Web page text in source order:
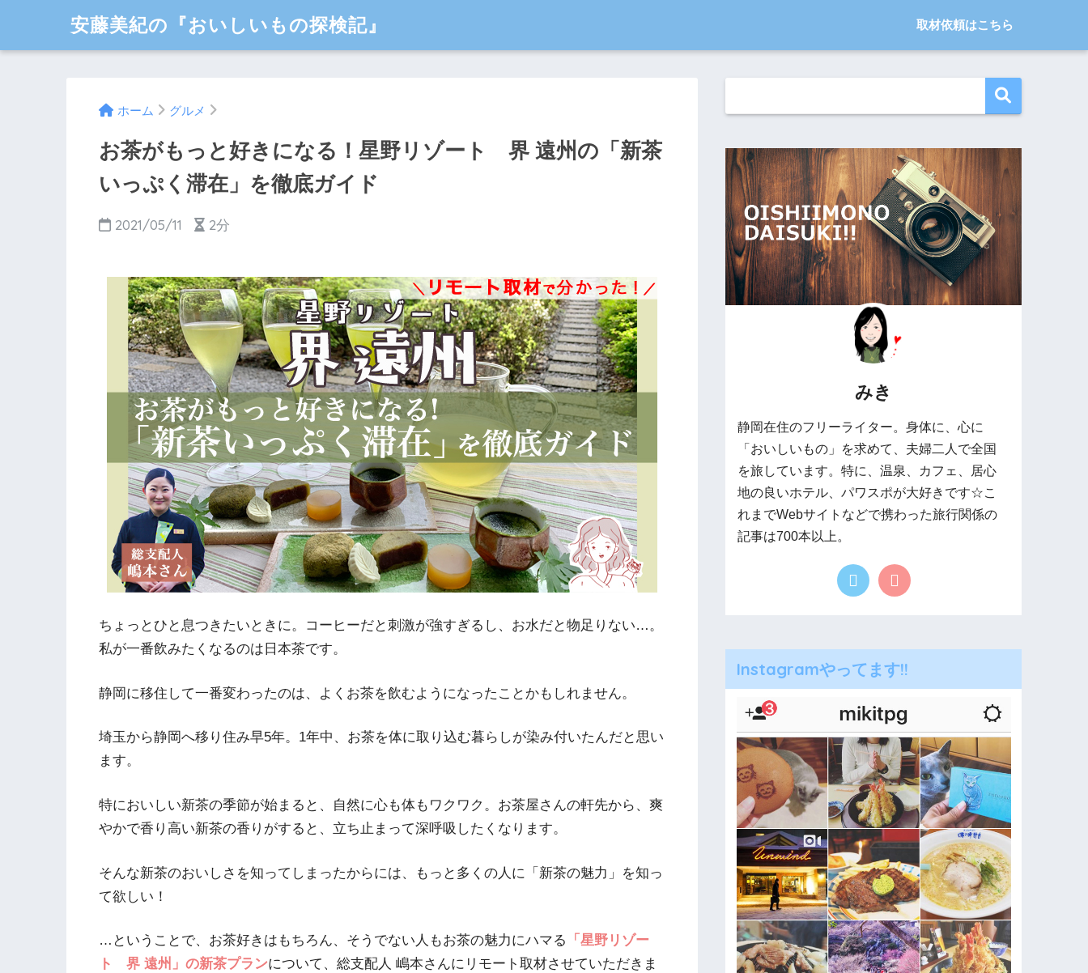
安藤美紀の『おいしいもの探検記』 取材依頼はこちら
ホーム グルメ
お茶がもっと好きになる！星野リゾート 界 遠州の「新茶
いっぷく滞在」を徹底ガイド
2021/05/11 2分
ちょっとひと息つきたいときに。コーヒーだと刺激が強すぎるし、お水だと物足りない…。
私が一番飲みたくなるのは日本茶です。
静岡に移住して一番変わったのは、よくお茶を飲むようになったことかもしれません。
埼玉から静岡へ移り住み早5年。1年中、お茶を体に取り込む暮らしが染み付いたんだと思い
ます。
特においしい新茶の季節が始まると、自然に心も体もワクワク。お茶屋さんの軒先から、爽
やかで香り高い新茶の香りがすると、立ち止まって深呼吸したくなります。
そんな新茶のおいしさを知ってしまったからには、もっと多くの人に「新茶の魅力」を知っ
て欲しい！
…ということで、お茶好きはもちろん、そうでない人もお茶の魅力にハマる
「星野リゾー
ト 界 遠州」の新茶プランについて、総支配人 嶋本さんにリモート取材させていただきま
みき
静岡在住のフリーライター。身体に、心に
「おいしいもの」を求めて、夫婦二人で全国
を旅しています。特に、温泉、カフェ、居心
地の良いホテル、パワスポが大好きです☆こ
れまでWebサイトなどで携わった旅行関係の
記事は700本以上。
Instagramやってます!!